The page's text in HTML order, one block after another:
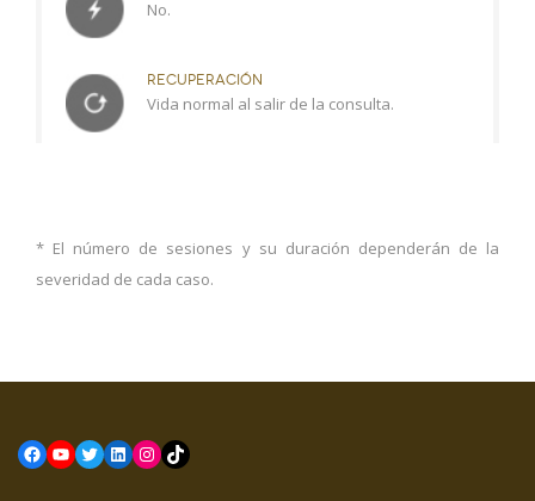
No.
RECUPERACIÓN
Vida normal al salir de la consulta.
* El número de sesiones y su duración dependerán de la
severidad de cada caso.
Facebook
YouTube
Twitter
LinkedIn
Instagram
TikTok